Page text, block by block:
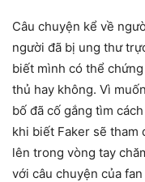
Câu chuyện kể về
người đã bị ung thư
biết mình có thể
thủ hay không. Vì
bố đã cố gắng tìm
khi biết Faker sẽ tham
lên trong vòng tay
với câu chuyện của fan